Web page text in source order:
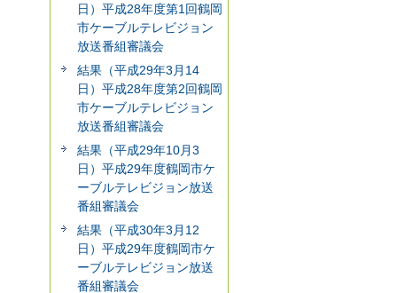
日）平成28年度第1回鶴岡
市ケーブルテレビジョン
放送番組審議会
結果（平成29年3月14
日）平成28年度第2回鶴岡
市ケーブルテレビジョン
放送番組審議会
結果（平成29年10月3
日）平成29年度鶴岡市ケ
ーブルテレビジョン放送
番組審議会
結果（平成30年3月12
日）平成29年度鶴岡市ケ
ーブルテレビジョン放送
番組審議会